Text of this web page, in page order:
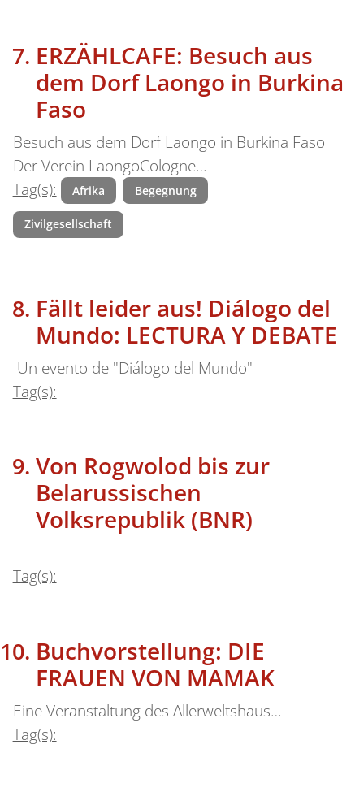
ERZÄHLCAFE: Besuch aus
dem Dorf Laongo in Burkina
Faso
Besuch aus dem Dorf Laongo in Burkina Faso
Der Verein LaongoCologne…
Tag(s):
Afrika Begegnung
Zivilgesellschaft
Fällt leider aus! Diálogo del
Mundo: LECTURA Y DEBATE
Un evento de "Diálogo del Mundo"
Tag(s):
Von Rogwolod bis zur
Belarussischen
Volksrepublik (BNR)
Tag(s):
Buchvorstellung: DIE
FRAUEN VON MAMAK
Eine Veranstaltung des Allerweltshaus…
Tag(s):